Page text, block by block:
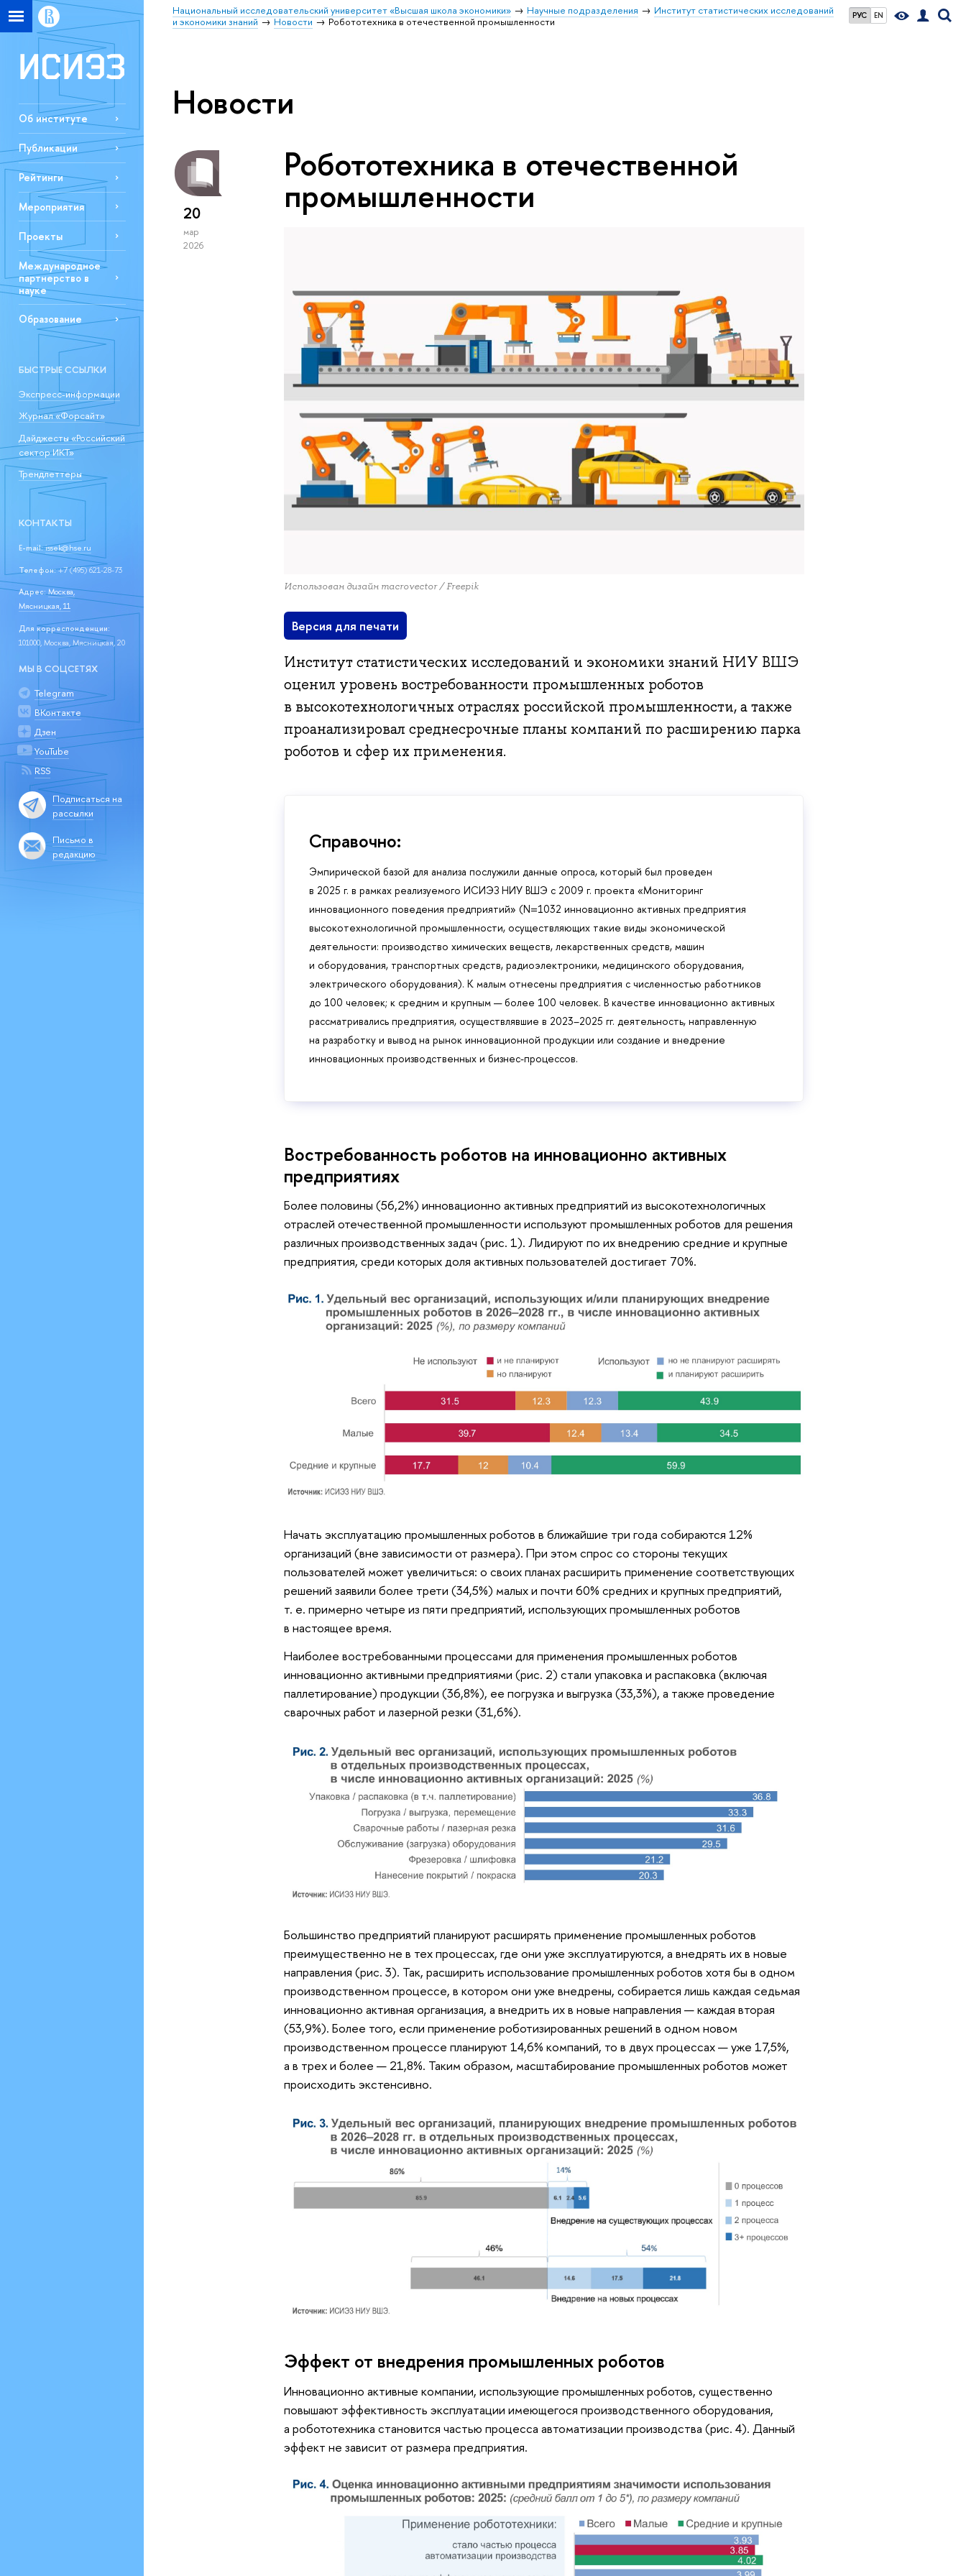
РУС EN
Национальный исследовательский университет «Высшая школа экономики» Научные подразделения
Институт статистических исследований
и экономики знаний
Новости Робототехника в отечественной промышленности
Об институте
Публикации
Рейтинги
Мероприятия
Проекты
Международное
партнерство в
науке
Образование
БЫСТРЫЕ ССЫЛКИ
Экспресс-информации
Журнал «Форсайт»
Дайджесты «Российский
сектор ИКТ»
Трендлеттеры
КОНТАКТЫ
E-mail:issek@hse.ru
Телефон:+7 (495) 621-28-73
Адрес: Москва,
Мясницкая, 11
Для корреспонденции:
101000, Москва, Мясницкая, 20
МЫ В СОЦСЕТЯХ
Telegram
ВКонтакте
Дзен
YouTube
RSS
Подписаться на
рассылки
Письмо в
редакцию
Новости
20
мар
2026
Робототехника в отечественной
промышленности
Использован дизайн macrovector / Freepik
Версия для печати
Институт статистических исследований и экономики знаний НИУ ВШЭ
оценил уровень востребованности промышленных роботов
в высокотехнологичных отраслях российской промышленности, а также
проанализировал среднесрочные планы компаний по расширению парка
роботов и сфер их применения.
Справочно:
Эмпирической базой для анализа послужили данные опроса, который был проведен
в 2025 г. в рамках реализуемого ИСИЭЗ НИУ ВШЭ с 2009 г. проекта «Мониторинг
инновационного поведения предприятий» (N=1032 инновационно активных предприятия
высокотехнологичной промышленности, осуществляющих такие виды экономической
деятельности: производство химических веществ, лекарственных средств, машин
и оборудования, транспортных средств, радиоэлектроники, медицинского оборудования,
электрического оборудования). К малым отнесены предприятия с численностью работников
до 100 человек; к средним и крупным — более 100 человек. В качестве инновационно активных
рассматривались предприятия, осуществлявшие в 2023–2025 гг. деятельность, направленную
на разработку и вывод на рынок инновационной продукции или создание и внедрение
инновационных производственных и бизнес-процессов.
Востребованность роботов на инновационно активных
предприятиях
Более половины (56,2%) инновационно активных предприятий из высокотехнологичных
отраслей отечественной промышленности используют промышленных роботов для решения
различных производственных задач (рис. 1). Лидируют по их внедрению средние и крупные
предприятия, среди которых доля активных пользователей достигает 70%.
Начать эксплуатацию промышленных роботов в ближайшие три года собираются 12%
организаций (вне зависимости от размера). При этом спрос со стороны текущих
пользователей может увеличиться: о своих планах расширить применение соответствующих
решений заявили более трети (34,5%) малых и почти 60% средних и крупных предприятий,
т. е. примерно четыре из пяти предприятий, использующих промышленных роботов
в настоящее время.
Наиболее востребованными процессами для применения промышленных роботов
инновационно активными предприятиями (рис. 2) стали упаковка и распаковка (включая
паллетирование) продукции (36,8%), ее погрузка и выгрузка (33,3%), а также проведение
сварочных работ и лазерной резки (31,6%).
Большинство предприятий планируют расширять применение промышленных роботов
преимущественно не в тех процессах, где они уже эксплуатируются, а внедрять их в новые
направления (рис. 3). Так, расширить использование промышленных роботов хотя бы в одном
производственном процессе, в котором они уже внедрены, собирается лишь каждая седьмая
инновационно активная организация, а внедрить их в новые направления — каждая вторая
(53,9%). Более того, если применение роботизированных решений в одном новом
производственном процессе планируют 14,6% компаний, то в двух процессах — уже 17,5%,
а в трех и более — 21,8%. Таким образом, масштабирование промышленных роботов может
происходить экстенсивно.
Эффект от внедрения промышленных роботов
Инновационно активные компании, использующие промышленных роботов, существенно
повышают эффективность эксплуатации имеющегося производственного оборудования,
а робототехника становится частью процесса автоматизации производства (рис. 4). Данный
эффект не зависит от размера предприятия.